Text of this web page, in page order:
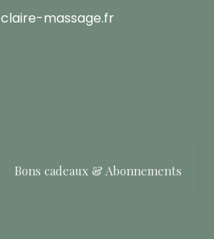
massage.fr
Bons cadeaux & Abonnements